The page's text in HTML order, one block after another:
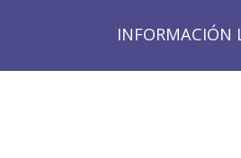
INFORMACIÓN